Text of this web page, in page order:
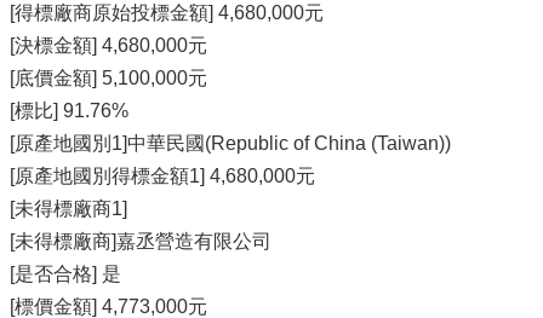
[得標廠商原始投標金額] 4,680,000元
[決標金額] 4,680,000元
[底價金額] 5,100,000元
[標比] 91.76%
[原產地國別1]中華民國(Republic of China (Taiwan))
[原產地國別得標金額1] 4,680,000元
[未得標廠商1]
[未得標廠商]嘉丞營造有限公司
[是否合格] 是
[標價金額] 4,773,000元